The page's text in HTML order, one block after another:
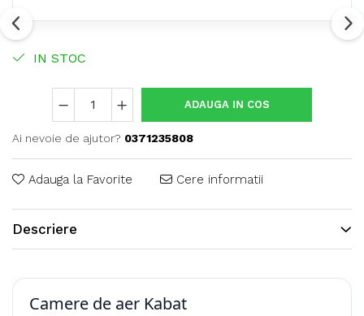
IN STOC
ADAUGA IN COS
Ai nevoie de ajutor? 0371235808
Adauga la Favorite Cere informatii
Descriere
Camere de aer Kabat